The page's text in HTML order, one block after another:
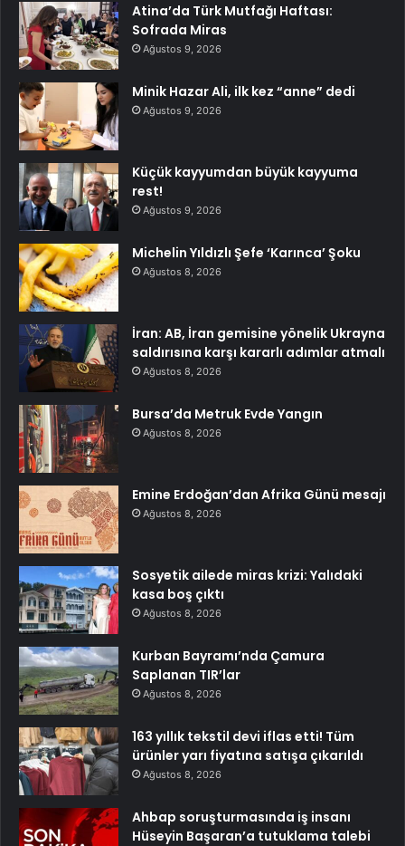
Atina’da Türk Mutfağı Haftası:
Sofrada Miras
Ağustos 9, 2026
Minik Hazar Ali, ilk kez “anne” dedi
Ağustos 9, 2026
Küçük kayyumdan büyük kayyuma
rest!
Ağustos 9, 2026
Michelin Yıldızlı Şefe ‘Karınca’ Şoku
Ağustos 8, 2026
İran: AB, İran gemisine yönelik Ukrayna
saldırısına karşı kararlı adımlar atmalı
Ağustos 8, 2026
Bursa’da Metruk Evde Yangın
Ağustos 8, 2026
Emine Erdoğan’dan Afrika Günü mesajı
Ağustos 8, 2026
Sosyetik ailede miras krizi: Yalıdaki
kasa boş çıktı
Ağustos 8, 2026
Kurban Bayramı’nda Çamura
Saplanan TIR’lar
Ağustos 8, 2026
163 yıllık tekstil devi iflas etti! Tüm
ürünler yarı fiyatına satışa çıkarıldı
Ağustos 8, 2026
Ahbap soruşturmasında iş insanı
Hüseyin Başaran’a tutuklama talebi